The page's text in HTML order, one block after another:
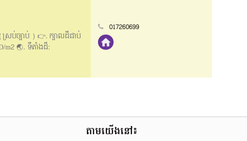
រប់ច្បាប់ ) 👉. ក្បាលដីជាប់
m2 🌏. ទីតាំងដី:
👉. តេលេ
017260699
តាមយើងនៅ៖